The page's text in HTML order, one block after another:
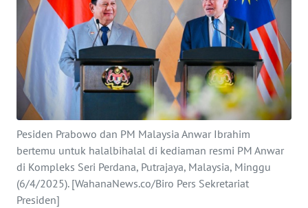
Pesiden Prabowo dan PM Malaysia Anwar Ibrahim
bertemu untuk halalbihalal di kediaman resmi PM Anwar
di Kompleks Seri Perdana, Putrajaya, Malaysia, Minggu
(6/4/2025). [WahanaNews.co/Biro Pers Sekretariat
Presiden]
KESEHATAN
INTERNASIONAL
SERBA-SERBI
PENDIDIKAN
OLAHRAGA